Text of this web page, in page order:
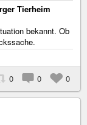
Tierheim
bekannt. Ob
0 0 0